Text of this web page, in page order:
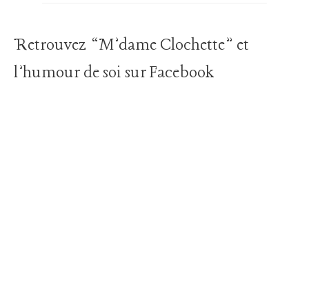
Retrouvez “M’dame Clochette” et
l’humour de soi sur Facebook